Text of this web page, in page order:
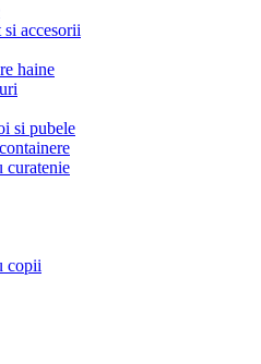
si accesorii
haine
si pubele
curatenie
copii